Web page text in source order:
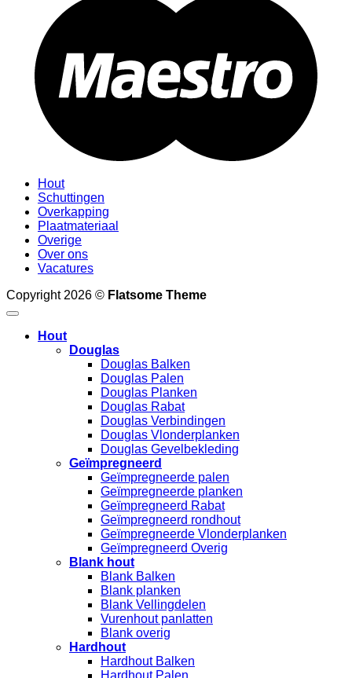
Hout
Schuttingen
Overkapping
Plaatmateriaal
Overige
Over ons
Vacatures
Copyright 2026 © Flatsome Theme
Hout
Douglas
Douglas Balken
Douglas Palen
Douglas Planken
Douglas Rabat
Douglas Verbindingen
Douglas Vlonderplanken
Douglas Gevelbekleding
Geïmpregneerd
Geïmpregneerde palen
Geïmpregneerde planken
Geïmpregneerd Rabat
Geïmpregneerd rondhout
Geïmpregneerde Vlonderplanken
Geïmpregneerd Overig
Blank hout
Blank Balken
Blank planken
Blank Vellingdelen
Vurenhout panlatten
Blank overig
Hardhout
Hardhout Balken
Hardhout Palen